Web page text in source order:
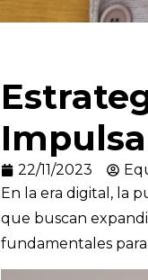
22/11/2023
En la era digital, la
que buscan
fundamentales